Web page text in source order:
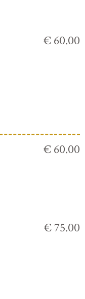
€ 60.00
€ 60.00
€ 75.00